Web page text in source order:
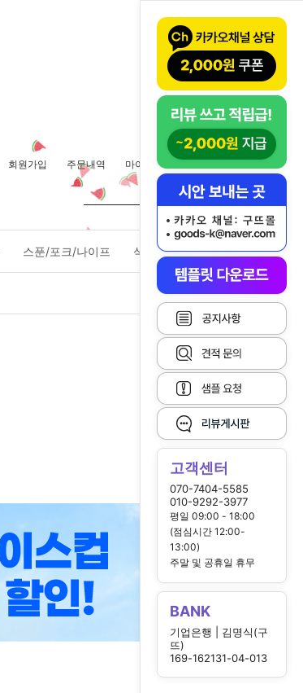
고객센터
070-7404-5585
010-9292-3977
평일 09:00 - 18:00
(점심시간 12:00-
13:00)
주말 및 공휴일 휴무
BANK
기업은행 | 김명식(구
뜨)
169-162131-04-013
회원가입 주문내역 마이페이지
스푼/포크/나이프 식품포장용기